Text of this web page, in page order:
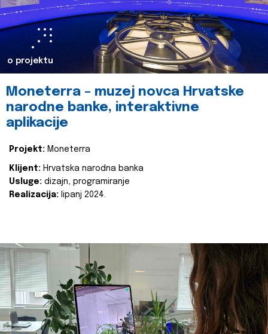
o projektu
Moneterra – muzej novca Hrvatske
narodne banke, interaktivne
aplikacije
Projekt: Moneterra
Klijent: Hrvatska narodna banka
Usluge: dizajn, programiranje
Realizacija: lipanj 2024.